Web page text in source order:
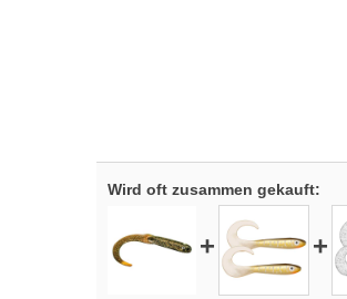
Wird oft zusammen gekauft:
+ +